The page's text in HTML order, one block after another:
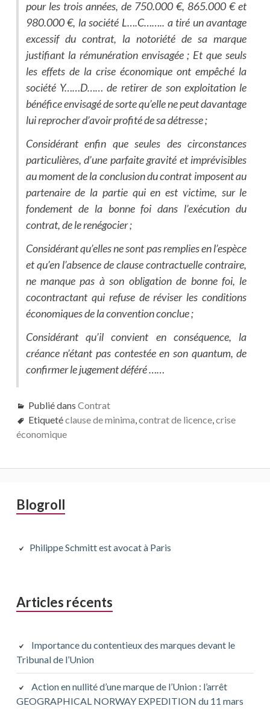
pour les trois années, de 750.000 €, 865.000 € et
980.000 €, la société L….C…….. a tiré un avantage
excessif du contrat, la notoriété de sa marque
justifiant la rémunération envisagée ; Et que seuls
les effets de la crise économique ont empêché la
société Y……D…… de retirer de son exploitation le
bénéfice envisagé de sorte qu’elle ne peut davantage
lui reprocher d’avoir profité de sa détresse ;
Considérant enfin que seules des circonstances
particulières, d’une parfaite gravité et imprévisibles
au moment de la conclusion du contrat imposent au
partenaire de la partie qui en est victime, sur le
fondement de la bonne foi dans l’exécution du
contrat, de le renégocier ;
Considérant qu’elles ne sont pas remplies en l’espèce
et qu’en l’absence de clause contractuelle contraire,
ne manque pas à son obligation de bonne foi, le
cocontractant qui refuse de réviser les conditions
économiques de la convention conclue ;
Considérant qu’il convient en conséquence, la
créance n’étant pas contestée en son quantum, de
confirmer le jugement déféré ……
Publié dans Contrat
Etiquetéclause de minima contrat de licence, crise
économique
Barre
principale
Blogroll
Philippe Schmitt est avocat à Paris
Articles récents
Importance du contentieux des marques devant le
Tribunal de l’Union
Action en nullité d’une marque de l’Union : l’arrêt
GEOGRAPHICAL NORWAY EXPEDITION du 11 mars